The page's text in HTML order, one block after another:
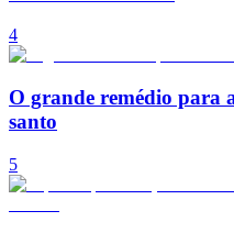
4
O grande remédio para
santo
5